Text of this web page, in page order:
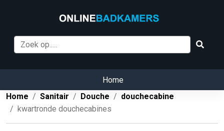
Home
Home
Sanitair Douche
douchecabine
kwartronde douchecabines